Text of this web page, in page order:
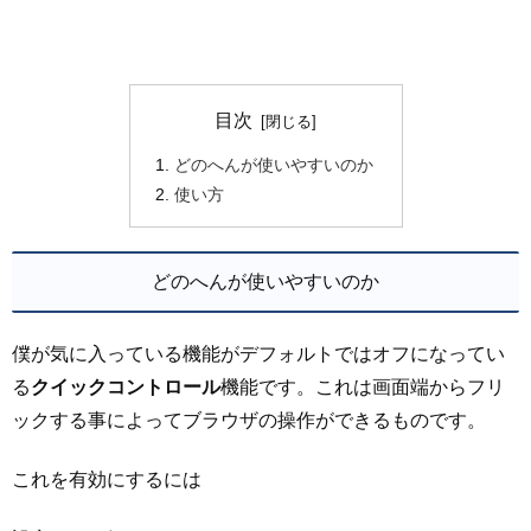
目次
どのへんが使いやすいのか
使い方
どのへんが使いやすいのか
僕が気に入っている機能がデフォルトではオフになってい
るクイックコントロール機能です。これは画面端からフリ
ックする事によってブラウザの操作ができるものです。
これを有効にするには